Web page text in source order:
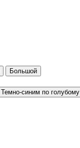
Большой
Темно-синим по голубому